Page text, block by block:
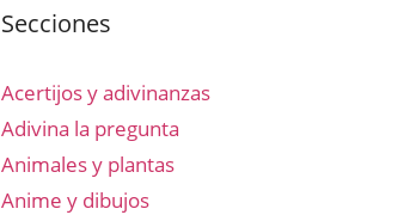
Secciones
Acertijos y adivinanzas
Adivina la pregunta
Animales y plantas
Anime y dibujos